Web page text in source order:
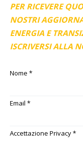
PER RICEVERE
NOSTRI
ENERGIA E
ISCRIVERSI ALLA
Nome *
Email *
Accettazione Privacy*